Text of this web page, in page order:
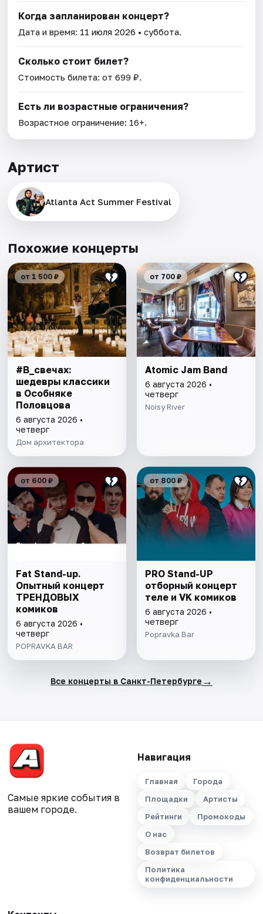
Когда запланирован концерт?
Дата и время: 11 июля 2026 • суббота.
Сколько стоит билет?
Стоимость билета: от 699 ₽.
Есть ли возрастные ограничения?
Возрастное ограничение: 16+.
Артист
Atlanta Act Summer Festival
Похожие концерты
от 1 500 ₽
#В_свечах:
шедевры классики
в Особняке
Половцова
6 августа 2026 •
четверг
Дом архитектора
от 700 ₽
Atomic Jam Band
6 августа 2026 •
четверг
Noisy River
от 600 ₽
Fat Stand-up.
Опытный концерт
ТРЕНДОВЫХ
комиков
6 августа 2026 •
четверг
POPRAVKA BAR
от 800 ₽
PRO Stand-UP
отборный концерт
теле и VK комиков
6 августа 2026 •
четверг
Popravka Bar
Все концерты в Санкт-Петербурге →
Самые яркие события в
вашем городе.
Навигация
Главная
Города
Площадки
Артисты
Рейтинги
Промокоды
О нас
Возврат билетов
Политика
конфиденциальности